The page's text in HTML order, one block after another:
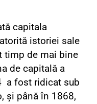
capitala
istoriei sale
timp de mai bine
de capitală a
a fost ridicat sub
și până în 1868,